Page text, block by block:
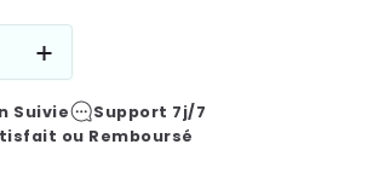
Augmenter
quantité
de
Suivie
Support 7j/7
ou Remboursé